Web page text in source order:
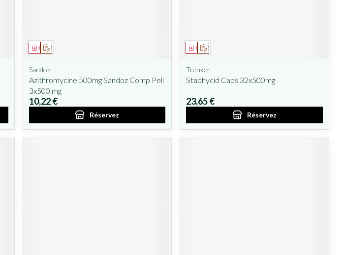
Sur prescription
Médicament
Sandoz
Azithromycine 500mg Sandoz Comp Pell
3x500 mg
10,22 €
Réservez
Sur prescription
Médicament
Trenker
Staphycid Caps 32x500mg
23,65 €
Réservez